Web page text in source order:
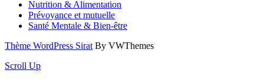
Nutrition & Alimentation
Prévoyance et mutuelle
Santé Mentale & Bien-être
Thème WordPress Sirat By VWThemes
Scroll Up